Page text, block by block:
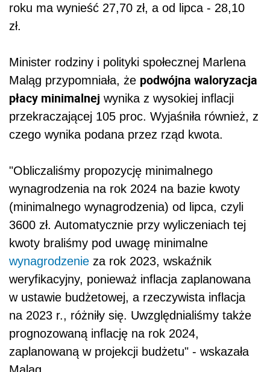
roku ma wynieść 27,70 zł, a od lipca - 28,10
zł.
Minister rodziny i polityki społecznej Marlena
Maląg przypomniała, że podwójna waloryzacja
płacy minimalnej wynika z wysokiej inflacji
przekraczającej 105 proc. Wyjaśniła również, z
czego wynika podana przez rząd kwota.
"Obliczaliśmy propozycję minimalnego
wynagrodzenia na rok 2024 na bazie kwoty
(minimalnego wynagrodzenia) od lipca, czyli
3600 zł. Automatycznie przy wyliczeniach tej
kwoty braliśmy pod uwagę minimalne
wynagrodzenie za rok 2023, wskaźnik
weryfikacyjny, ponieważ inflacja zaplanowana
w ustawie budżetowej, a rzeczywista inflacja
na 2023 r., różniły się. Uwzględnialiśmy także
prognozowaną inflację na rok 2024,
zaplanowaną w projekcji budżetu" - wskazała